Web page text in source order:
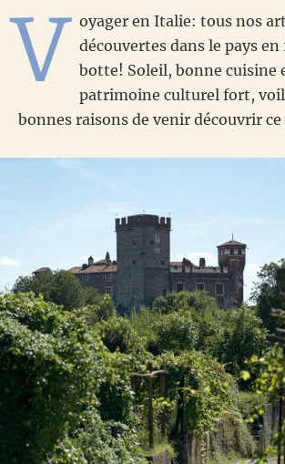
V oyager en Italie: tous nos
découvertes dans le pays en
botte! Soleil, bonne cuisine
patrimoine culturel fort,
bonnes raisons de venir découvrir ce